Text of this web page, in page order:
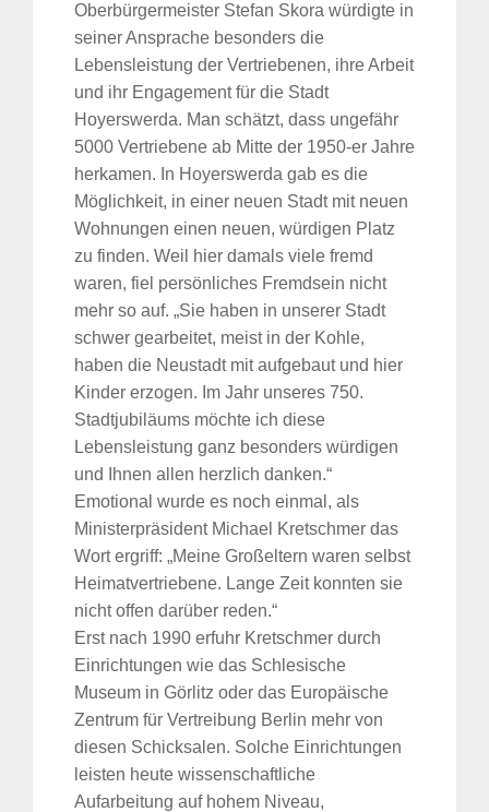
Oberbürgermeister Stefan Skora würdigte in
seiner Ansprache besonders die
Lebensleistung der Vertriebenen, ihre Arbeit
und ihr Engagement für die Stadt
Hoyerswerda. Man schätzt, dass ungefähr
5000 Vertriebene ab Mitte der 1950-er Jahre
herkamen. In Hoyerswerda gab es die
Möglichkeit, in einer neuen Stadt mit neuen
Wohnungen einen neuen, würdigen Platz
zu finden. Weil hier damals viele fremd
waren, fiel persönliches Fremdsein nicht
mehr so auf. „Sie haben in unserer Stadt
schwer gearbeitet, meist in der Kohle,
haben die Neustadt mit aufgebaut und hier
Kinder erzogen. Im Jahr unseres 750.
Stadtjubiläums möchte ich diese
Lebensleistung ganz besonders würdigen
und Ihnen allen herzlich danken.“
Emotional wurde es noch einmal, als
Ministerpräsident Michael Kretschmer das
Wort ergriff: „Meine Großeltern waren selbst
Heimatvertriebene. Lange Zeit konnten sie
nicht offen darüber reden.“
Erst nach 1990 erfuhr Kretschmer durch
Einrichtungen wie das Schlesische
Museum in Görlitz oder das Europäische
Zentrum für Vertreibung Berlin mehr von
diesen Schicksalen. Solche Einrichtungen
leisten heute wissenschaftliche
Aufarbeitung auf hohem Niveau,